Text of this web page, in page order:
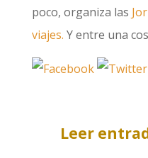
poco, organiza las
viajes. Y entre una
Leer